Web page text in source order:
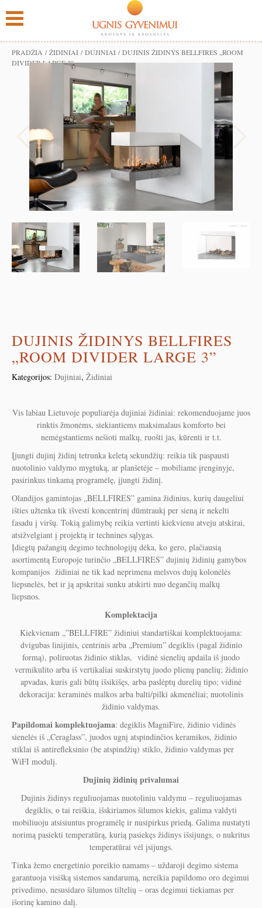
PRADŽIA /ŽIDINIAI /DUJINIAI / DUJINIS ŽIDINYS BELLFIRES „ROOM
DIVIDER LARGE 3”
DUJINIS ŽIDINYS BELLFIRES
„ROOM DIVIDER LARGE 3”
Kategorijos: Dujiniai, Židiniai
Vis labiau Lietuvoje populiarėja dujiniai židiniai: rekomenduojame juos
rinktis žmonėms, siekiantiems maksimalaus komforto bei
nemėgstantiems nešioti malkų, ruošti jas, kūrenti ir t.t.
Įjungti dujinį židinį tetrunka keletą sekundžių: reikia tik paspausti
nuotolinio valdymo mygtuką, ar planšetėje – mobiliame įrenginyje,
pasirinkus tinkamą programėlę, įjungti židinį.
Olandijos gamintojas „BELLFIRES” gamina židinius, kurių daugeliui
išties užtenka tik išvesti koncentrinį dūmtraukį per sieną ir nekelti
fasadu į viršų. Tokią galimybę reikia vertinti kiekvienu atveju atskirai,
atsižvelgiant į projektą ir technines sąlygas.
Įdiegtų pažangių degimo technologijų dėka, ko gero, plačiausią
asortimentą Europoje turinčio „BELLFIRES” dujinių židinių gamybos
kompanijos židiniai ne tik kad neprimena melsvos dujų kolonėlės
liepsnelės, bet ir ją apskritai sunku atskirti nuo degančių malkų
liepsnos.
Komplektacija
Kiekvienam „”BELLFIRE” židiniui standartiškai komplektuojama:
dvigubas linijinis, centrinis arba „Premium” degiklis (pagal židinio
formą), poliruotas židinio stiklas, vidinė sienelių apdaila iš juodo
vermikulito arba iš vertikaliai suskirstytų juodo plienų panelių; židinio
apvadas, kuris gali būtų išsikišęs, arba paslėptų durelių tipo; vidinė
dekoracija: keraminės malkos arba balti/pilki akmenėliai; nuotolinis
židinio valdymas.
Papildomai komplektuojama: degiklis MagniFire, židinio vidinės
sienelės iš „Ceraglass”, juodos ugnį atspindinčios keramikos, židinio
stiklai iš antirefleksinio (be atspindžių) stiklo, židinio valdymas per
WiFI modulį.
Dujinių židinių privalumai
Dujinis židinys reguliuojamas nuotoliniu valdymu – reguliuojamas
degiklis, o tai reiškia, išskiriamos šilumos kiekis, galima valdyti
mobiliuoju atsisiuntus programėlę ir nusipirkus priedą. Galima nustatyti
norimą pasiekti temperatūrą, kurią pasiekęs židinys išsijungs, o nukritus
temperatūrai vėl įsijungs.
Tinka žemo energetinio poreikio namams – uždaroji degimo sistema
garantuoja visišką sistemos sandarumą, nereikia papildomo oro degimui
privedimo, nesusidaro šilumos tiltelių – oras degimui tiekiamas per
išorinę kamino dalį.